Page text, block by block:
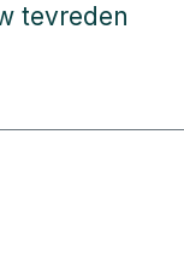
tevreden